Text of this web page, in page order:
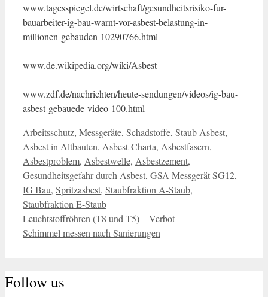
www.tagesspiegel.de/wirtschaft/gesundheitsrisiko-fur-
bauarbeiter-ig-bau-warnt-vor-asbest-belastung-in-
millionen-gebauden-10290766.html
www.de.wikipedia.org/wiki/Asbest
www.zdf.de/nachrichten/heute-sendungen/videos/ig-bau-
asbest-gebauede-video-100.html
Kategorien
Arbeitsschutz, Messgeräte, Schadstoffe, Staub Schlagwörter
Asbest,
Asbest in Altbauten, Asbest-Charta, Asbestfasern,
Asbestproblem, Asbestwelle, Asbestzement,
Gesundheitsgefahr durch Asbest, GSA Messgerät SG12,
IG Bau, Spritzasbest, Staubfraktion A-Staub,
Staubfraktion E-Staub
Leuchtstoffröhren (T8 und T5) – Verbot
Schimmel messen nach Sanierungen
Follow us